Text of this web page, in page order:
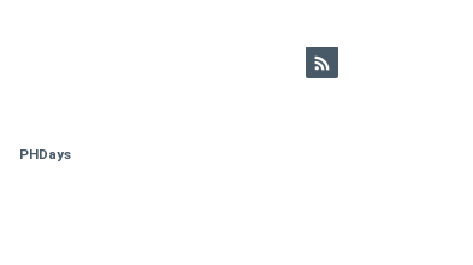
PHDays